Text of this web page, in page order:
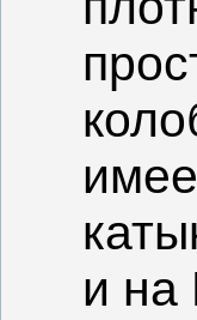
и на